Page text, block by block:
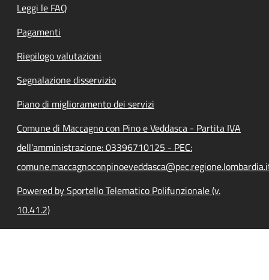
Leggi le FAQ
Pagamenti
Riepilogo valutazioni
Segnalazione disservizio
Piano di miglioramento dei servizi
Comune di Maccagno con Pino e Veddasca - Partita IVA
dell'amministrazione: 03396710125 - PEC:
Powered by Sportello Telematico Polifunzionale (v.
10.41.2)